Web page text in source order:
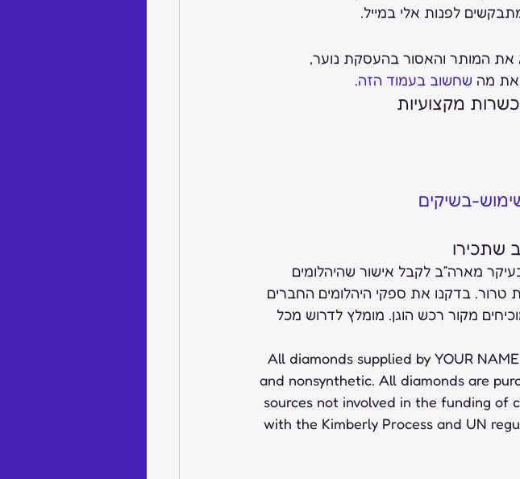
לפנות אלי במייל.
את המותר והאסור בהעסקת נוער,
את מה שחשוב בעמוד הזה.
מקצועיות
בשיקים
שתכירו
מארה”ב לקבל אישור שהיהלומים
טרור. בדקנו את ספקי היהלומים החברים
מקור רכש הוגן. מומלץ לדרוש מכל
All diamonds supplied by YOUR NAME
and nonsynthetic. All diamonds are
sources not involved in the funding of
with the Kimberly Process and UN